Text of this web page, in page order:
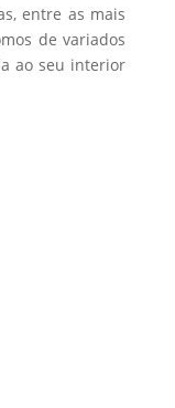
entre as mais
de variados
ao seu interior